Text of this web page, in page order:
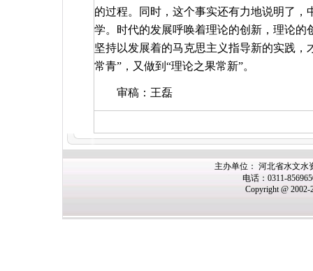
的过程。同时，这个事实还有力地说明了
学。时代的发展呼唤着理论的创新，理论
坚持以发展着的马克思主义指导新的实践
常青”，又做到“理论之果常新”。
审稿：王磊
主办单位： 河北省水文水
电话：0311-
Copyright @ 2002-